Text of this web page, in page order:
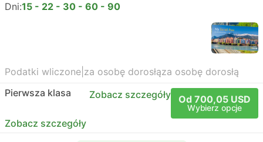
Dni:15 - 22 - 30 - 60 - 90
Podatki wliczone za osobę dorosłąza osobę dorosłą
Pierwsza klasa
Zobacz szczegóły Od 700,05 USD
Wybierz opcje
Zobacz szczegóły